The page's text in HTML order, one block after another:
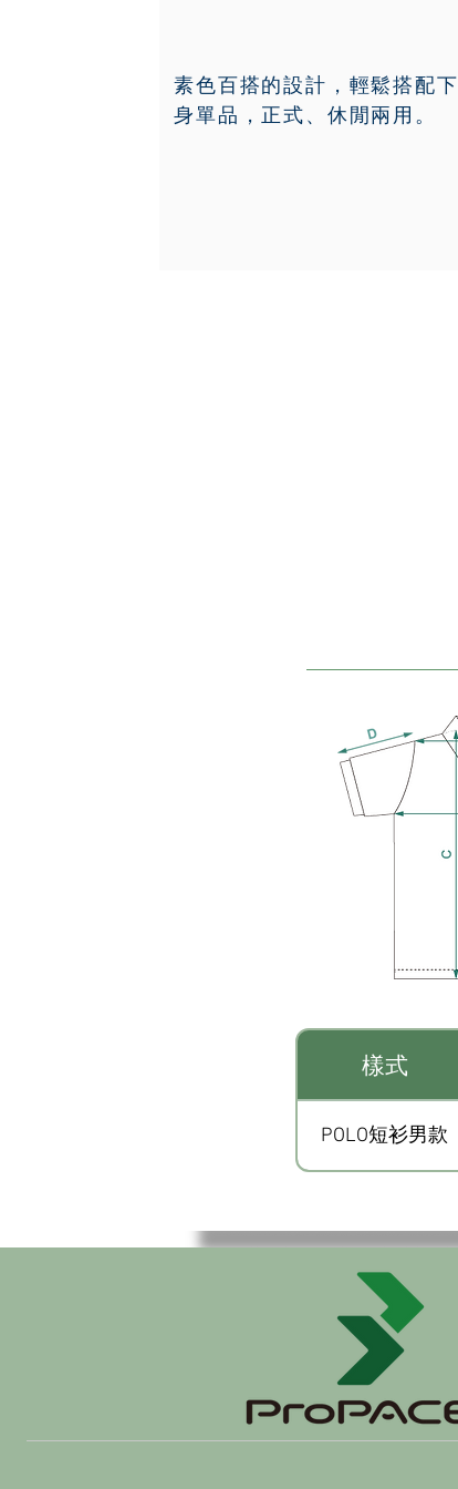
素色百搭的設計，輕鬆搭配下
身單品，正式、休閒兩用。
樣式
POLO短衫男款